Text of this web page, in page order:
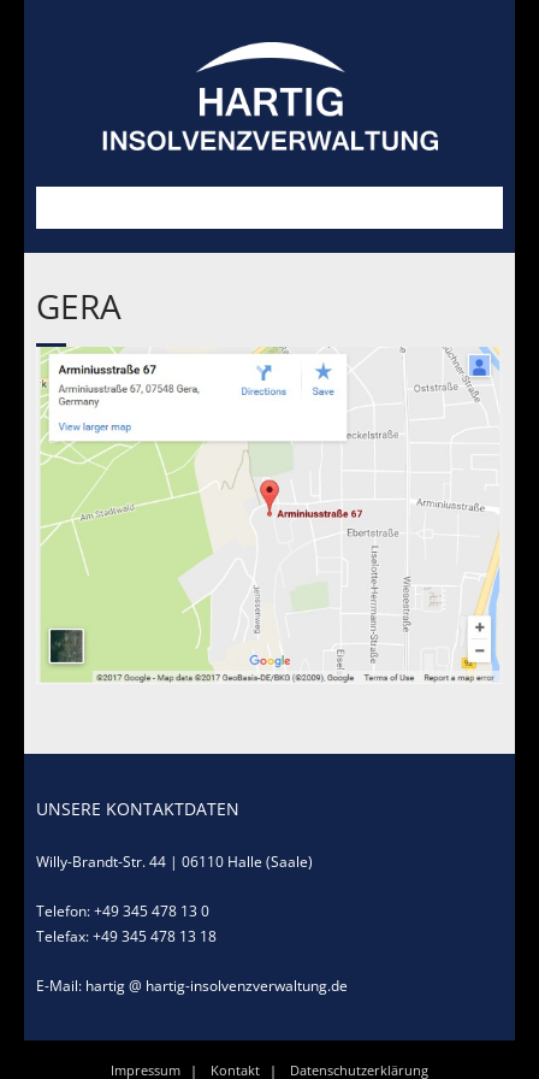
Schwerpunkte
GIS
Blog
Verkäufe
Standorte
GERA
UNSERE KONTAKTDATEN
Willy-Brandt-Str. 44 | 06110 Halle (Saale)
Telefon: +49 345 478 13 0
Telefax: +49 345 478 13 18
E-Mail: hartig @ hartig-insolvenzverwaltung.de
Impressum Kontakt Datenschutzerklärung